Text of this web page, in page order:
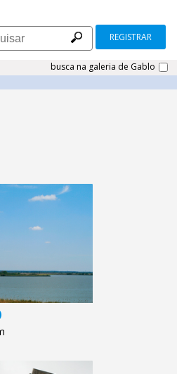
REGISTRAR
busca na galeria de Gablo